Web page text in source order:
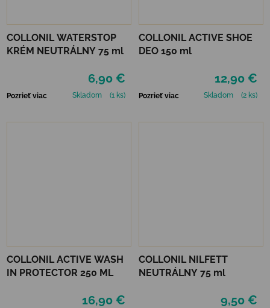
COLLONIL WATERSTOP
KRÉM NEUTRÁLNY 75 ml
6,90 €
Pozrieť viac Skladom (1 ks)
COLLONIL ACTIVE SHOE
DEO 150 ml
12,90 €
Pozrieť viac Skladom (2 ks)
COLLONIL ACTIVE WASH
IN PROTECTOR 250 ML
16,90 €
COLLONIL NILFETT
NEUTRÁLNY 75 ml
9,50 €